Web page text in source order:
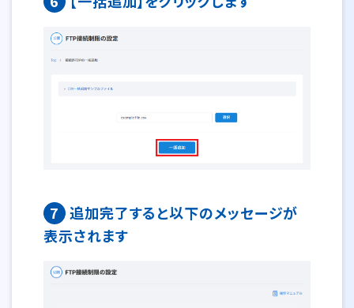
7 追加完了すると以下のメッセージが
表示されます